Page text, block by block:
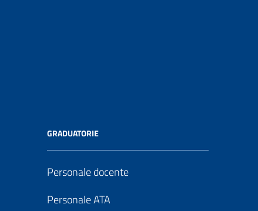
GRADUATORIE
Personale docente
Personale ATA